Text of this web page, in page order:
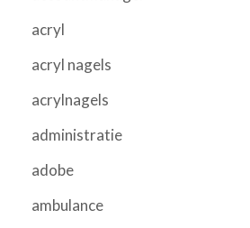
acryl
acryl nagels
acrylnagels
administratie
adobe
ambulance